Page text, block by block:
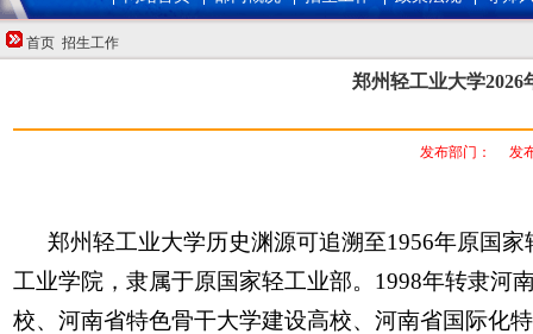
首页 招生工作
郑州轻工业大学
发布部门： 发
郑州轻工业大学历史渊源可追溯至1956年原国
工业学院，隶属于原国家轻工业部。1998年转隶河
校、河南省特色骨干大学建设高校、河南省国际化